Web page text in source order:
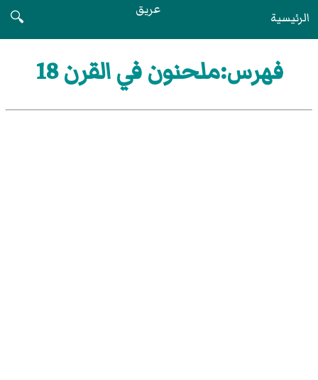
الرئيسية عريق
🔍
فهرس:ملحنون في القرن 18